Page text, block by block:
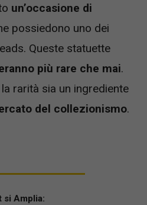
un’occasione di
possiedono uno dei
Queste statuette
più rare che mai.
rarità sia un ingrediente
del collezionismo.
si Amplia: